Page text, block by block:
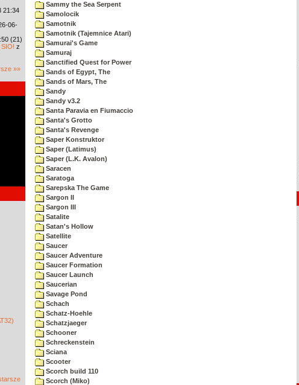
21:34
06-
(21)
z
»»
Sammy the Sea Serpent
Samolocik
Samotnik
Samotnik (Tajemnice Atari)
Samurai's Game
Samuraj
Sanctified Quest for Power
Sands of Egypt, The
Sands of Mars, The
Sandy
Sandy v3.2
Santa Paravia en Fiumaccio
Santa's Grotto
Santa's Revenge
Saper Konstruktor
Saper (Latimus)
Saper (L.K. Avalon)
Saracen
Saratoga
Sarepska The Game
Sargon II
Sargon III
Satalite
Satan's Hollow
Satellite
Saucer
Saucer Adventure
Saucer Formation
Saucer Launch
Saucerian
Savage Pond
Schach
Schatz-Hoehle
Schatzjaeger
Schooner
Schreckenstein
Sciana
Scooter
Scorch build 110
Scorch (Miko)